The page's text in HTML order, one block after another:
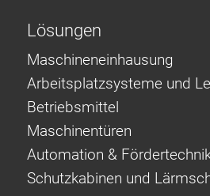
Lösungen
Maschineneinhausung
Arbeitsplatzsysteme und
Betriebsmittel
Maschinentüren
Automation &
Schutzkabinen und